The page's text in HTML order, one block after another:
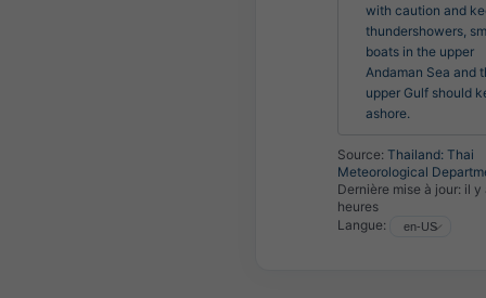
with caution and
thundershowers,
boats in the upper
Andaman Sea and
upper Gulf should
ashore.
Source: Thailand: Thai
Meteorological
Dernière mise à jour: il y
heures
Langue: